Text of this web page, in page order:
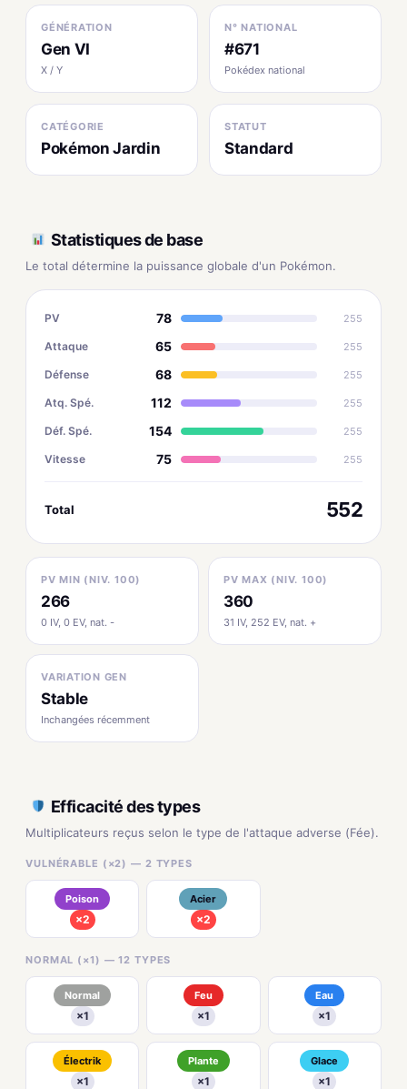
GÉNÉRATION
Gen VI
X / Y
N° NATIONAL
#671
Pokédex national
CATÉGORIE
Pokémon Jardin
STATUT
Standard
Statistiques de base
Le total détermine la puissance globale d'un Pokémon.
PV 78 255
Attaque 65 255
Défense 68 255
Atq. Spé. 112 255
Déf. Spé. 154 255
Vitesse 75 255
Total 552
PV MIN (NIV. 100)
266
0 IV, 0 EV, nat. -
PV MAX (NIV. 100)
360
31 IV, 252 EV, nat. +
VARIATION GEN
Stable
Inchangées récemment
Efficacité des types
Multiplicateurs reçus selon le type de l'attaque adverse (Fée).
VULNÉRABLE (×2) — 2 TYPES
Poison
×2
Acier
×2
NORMAL (×1) — 12 TYPES
Normal
×1
Feu
×1
Eau
×1
Électrik
×1
Plante
×1
Glace
×1